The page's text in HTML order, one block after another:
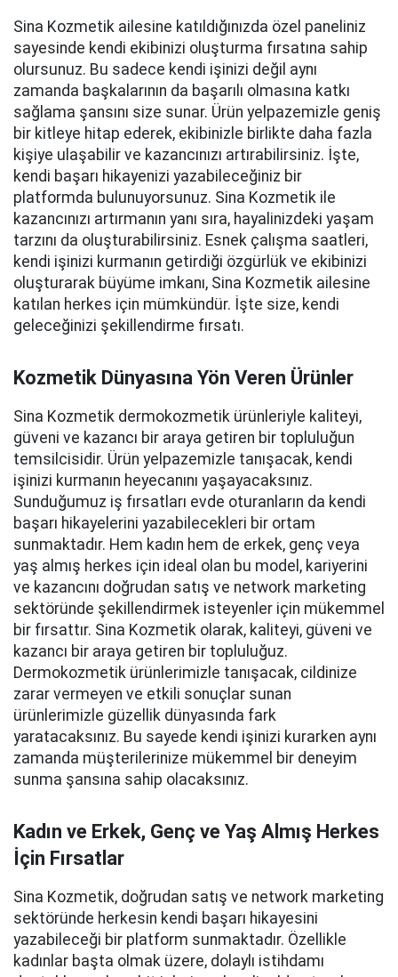
Sina Kozmetik ailesine katıldığınızda özel paneliniz
sayesinde kendi ekibinizi oluşturma fırsatına sahip
olursunuz. Bu sadece kendi işinizi değil aynı
zamanda başkalarının da başarılı olmasına katkı
sağlama şansını size sunar. Ürün yelpazemizle geniş
bir kitleye hitap ederek, ekibinizle birlikte daha fazla
kişiye ulaşabilir ve kazancınızı artırabilirsiniz. İşte,
kendi başarı hikayenizi yazabileceğiniz bir
platformda bulunuyorsunuz. Sina Kozmetik ile
kazancınızı artırmanın yanı sıra, hayalinizdeki yaşam
tarzını da oluşturabilirsiniz. Esnek çalışma saatleri,
kendi işinizi kurmanın getirdiği özgürlük ve ekibinizi
oluşturarak büyüme imkanı, Sina Kozmetik ailesine
katılan herkes için mümkündür. İşte size, kendi
geleceğinizi şekillendirme fırsatı.
Kozmetik Dünyasına Yön Veren Ürünler
Sina Kozmetik dermokozmetik ürünleriyle kaliteyi,
güveni ve kazancı bir araya getiren bir topluluğun
temsilcisidir. Ürün yelpazemizle tanışacak, kendi
işinizi kurmanın heyecanını yaşayacaksınız.
Sunduğumuz iş fırsatları evde oturanların da kendi
başarı hikayelerini yazabilecekleri bir ortam
sunmaktadır. Hem kadın hem de erkek, genç veya
yaş almış herkes için ideal olan bu model, kariyerini
ve kazancını doğrudan satış ve network marketing
sektöründe şekillendirmek isteyenler için mükemmel
bir fırsattır. Sina Kozmetik olarak, kaliteyi, güveni ve
kazancı bir araya getiren bir topluluğuz.
Dermokozmetik ürünlerimizle tanışacak, cildinize
zarar vermeyen ve etkili sonuçlar sunan
ürünlerimizle güzellik dünyasında fark
yaratacaksınız. Bu sayede kendi işinizi kurarken aynı
zamanda müşterilerinize mükemmel bir deneyim
sunma şansına sahip olacaksınız.
Kadın ve Erkek, Genç ve Yaş Almış Herkes
İçin Fırsatlar
Sina Kozmetik, doğrudan satış ve network marketing
sektöründe herkesin kendi başarı hikayesini
yazabileceği bir platform sunmaktadır. Özellikle
kadınlar başta olmak üzere, dolaylı istihdamı